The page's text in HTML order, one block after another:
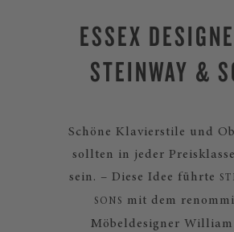
ESSEX
STEINWAY &
Schöne Klavierstile und
sollten in jeder
sein. – Diese Idee führte
SONS mit dem
Möbeldesigner William